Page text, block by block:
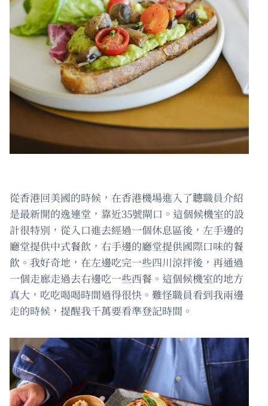
從香港回美國的時候，在香港機場進入了聼職員介紹
是最新開的逸連堂，靠近35號閘口。這個候機室的設
計很特別，從入口進去經過一個休息區後，左手邊的
廳堂提供中式餐飲，右手邊的廳堂提供國際口味的餐
飲。我好奇地，在左邊吃完一些四川涼拌後，再通過
一個走廊走過去右邊吃一些西餐。這個候機室的地方
真大，吃吃喝喝時間過得很快。難怪職員看到我兩邊
走的時候，提醒我千萬要看準登記時間。